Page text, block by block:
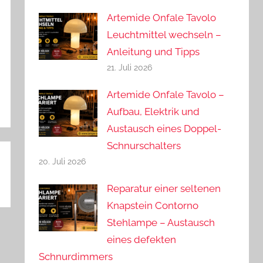
Artemide Onfale Tavolo
Leuchtmittel wechseln –
Anleitung und Tipps
21. Juli 2026
Artemide Onfale Tavolo –
Aufbau, Elektrik und
Austausch eines Doppel-
Schnurschalters
20. Juli 2026
Reparatur einer seltenen
Knapstein Contorno
Stehlampe – Austausch
eines defekten
Schnurdimmers